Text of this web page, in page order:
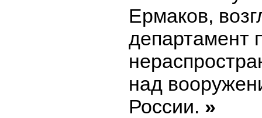
Ермаков,
департамент
над
России. »